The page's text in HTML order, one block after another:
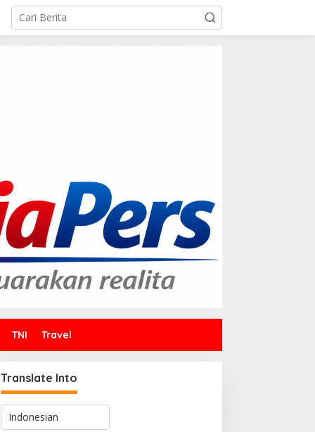
TNI Travel
Translate Into